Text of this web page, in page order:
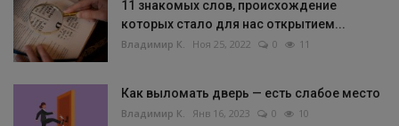
11 знакомых слов, происхождение
которых стало для нас открытием...
Владимир К. Ноя 25, 2022 0 11
Как выломать дверь — есть слабое место
Владимир К. Янв 16, 2023 0 10